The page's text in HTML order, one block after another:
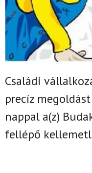
Családi
precíz
nappal a(z)
fellépő